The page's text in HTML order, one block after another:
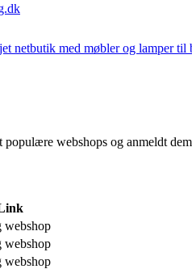
netbutik med møbler og lamper
populære webshops og anmeldt
webshop
webshop
webshop